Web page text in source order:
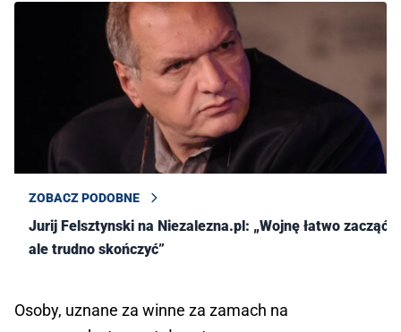
ZOBACZ PODOBNE
Jurij Felsztynski na Niezalezna.pl: „Wojnę łatwo zacząć,
ale trudno skończyć”
Osoby, uznane za winne za zamach na